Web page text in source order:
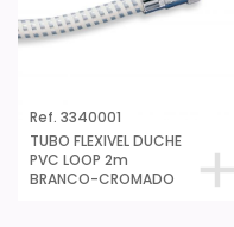
Ref. 3340001
TUBO FLEXIVEL DUCHE
PVC LOOP 2m
BRANCO-CROMADO